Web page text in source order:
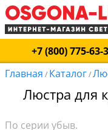
+7 (800) 775-63-
Главная / Каталог/
Люстра для